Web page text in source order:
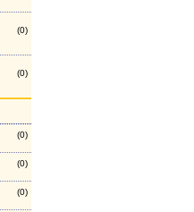
(0)
(0)
(0)
(0)
(0)